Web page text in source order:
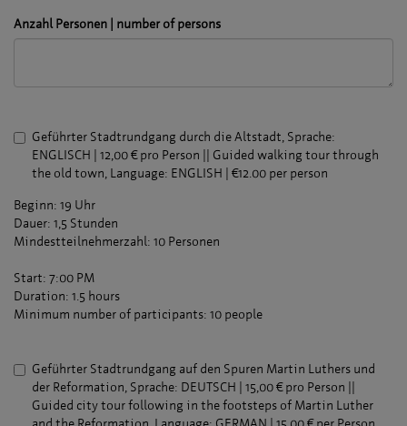
Anzahl Personen | number of persons
Geführter Stadtrundgang durch die Altstadt, Sprache:
ENGLISCH | 12,00 € pro Person || Guided walking tour through
the old town, Language: ENGLISH | €12.00 per person
Beginn: 19 Uhr
Dauer: 1,5 Stunden
Mindestteilnehmerzahl: 10 Personen
Start: 7:00 PM
Duration: 1.5 hours
Minimum number of participants: 10 people
Geführter Stadtrundgang auf den Spuren Martin Luthers und
der Reformation, Sprache: DEUTSCH | 15,00 € pro Person ||
Guided city tour following in the footsteps of Martin Luther